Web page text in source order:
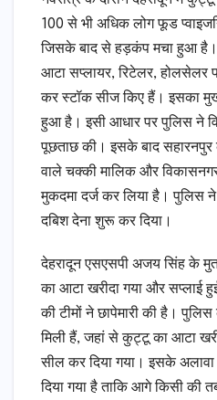
100 से भी अधिक लोग फूड
जिसके बाद से हड़कंप मचा हुआ
आटा सप्लायर, रिटेलर, होलसेलर
कर स्टॉक सीज किए हैं। इसका
हुआ है। इसी आधार पर पुलिस ने
पूछताछ की। इसके बाद सहारनपुर
वाले चक्की मालिक और
मुकदमा दर्ज कर लिया है। पुलिस ने
दबिश देना शुरू कर दिया।
देहरादून एसएसपी अजय सिंह के
का आटा खरीदा गया और सप्लाई
की टीमों ने छापेमारी की है।
मिली हैं, जहां से कुट्टू का आटा
सील कर दिया गया। इसके
दिया गया है ताकि आगे किसी की